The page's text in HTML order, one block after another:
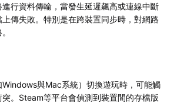
行資料傳輸，當發生延遲飆高或連線中斷
傳失敗。特別是在跨裝置同步時，對網路
與Mac系統）切換遊玩時，可能觸
。Steam等平台會偵測到裝置間的存檔版